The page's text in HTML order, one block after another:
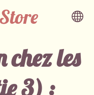
chez les
3) :